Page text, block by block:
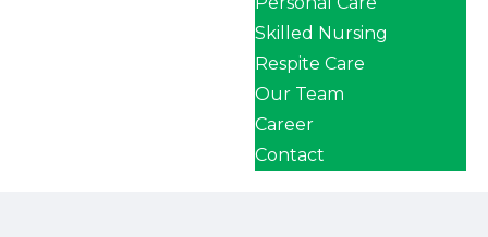
Skilled Nursing
Respite Care
Our Team
Career
Contact